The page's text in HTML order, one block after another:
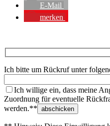
E-Mail
merken
Ich bitte um Rückruf unter
Ich willige ein, dass meine
Zuordnung für eventuelle
werden.**